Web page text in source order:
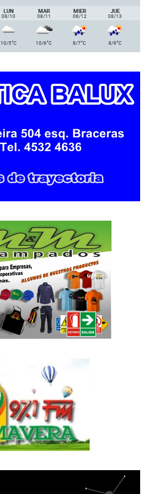
LUN
08/10
MAR
08/11
MIER
08/12
JUE
08/13
10/5°C 10/6°C 8/7°C 8/9°C